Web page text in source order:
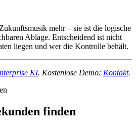
mehr – sie ist die logische
Ablage. Entscheidend ist nicht
liegen und wer die Kontrolle behält.
KI. Kostenlose Demo: Kontakt.
finden